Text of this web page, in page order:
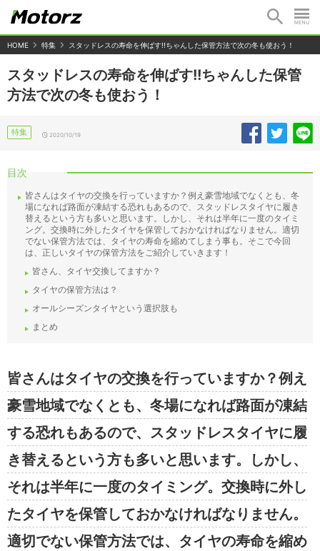
HOME 特集 スタッドレスの寿命を伸ばす!!ちゃんした保管方法で次の冬も使おう！
スタッドレスの寿命を伸ばす!!ちゃんした保管
方法で次の冬も使おう！
特集 2020/10/19
目次
皆さんはタイヤの交換を行っていますか？例え豪雪地域でなくとも、冬
場になれば路面が凍結する恐れもあるので、スタッドレスタイヤに履き
替えるという方も多いと思います。しかし、それは半年に一度のタイミ
ング。交換時に外したタイヤを保管しておかなければなりません。適切
でない保管方法では、タイヤの寿命を縮めてしまう事も。そこで今回
は、正しいタイヤの保管方法をご紹介していきます！
皆さん、タイヤ交換してますか？
タイヤの保管方法は？
オールシーズンタイヤという選択肢も
まとめ
皆さんはタイヤの交換を行っていますか？例え
豪雪地域でなくとも、冬場になれば路面が凍結
する恐れもあるので、スタッドレスタイヤに履
き替えるという方も多いと思います。しかし、
それは半年に一度のタイミング。交換時に外し
たタイヤを保管しておかなければなりません。
適切でない保管方法では、タイヤの寿命を縮め